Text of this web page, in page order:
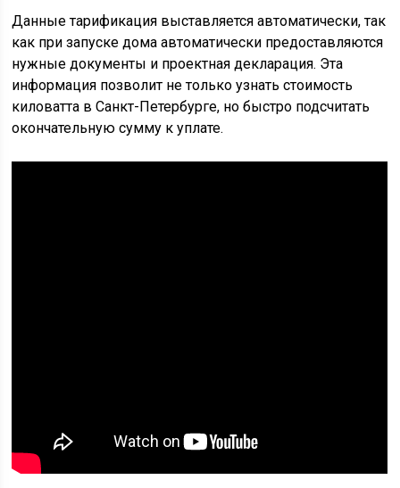
Данные тарификация выставляется автоматически, так
как при запуске дома автоматически предоставляются
нужные документы и проектная декларация. Эта
информация позволит не только узнать стоимость
киловатта в Санкт-Петербурге, но быстро подсчитать
окончательную сумму к уплате.